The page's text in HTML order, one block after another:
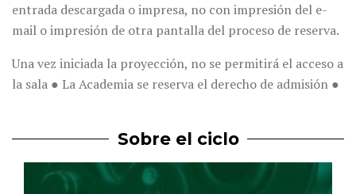
entrada descargada o impresa, no con impresión del e-
mail o impresión de otra pantalla del proceso de reserva.
Una vez iniciada la proyección, no se permitirá el acceso a
la sala ● La Academia se reserva el derecho de admisión ●
Sobre el ciclo